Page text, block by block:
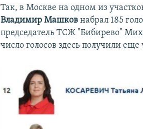
Так, в Москве на одном из
Владимир Машков набрал 185
председатель ТСЖ "Бибирево"
число голосов здесь получили